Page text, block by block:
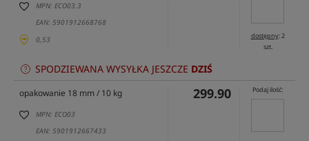
MPN: ECO03.3
EAN: 5901912668768
0,53
dostępny: 2
szt.
SPODZIEWANA WYSYŁKA JESZCZE DZIŚ
opakowanie 18 mm / 10 kg
MPN: ECO03
EAN: 5901912667433
299.90 Podaj ilość: